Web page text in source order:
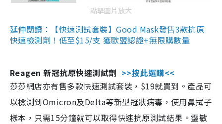
點擊圖片放大
延伸閱讀：【快速測試套裝】Good Mask發售3款抗原
快速檢測劑！低至$15/支 獲歐盟認證+無限購數量
Reagen 新冠抗原快速測試劑 >>按此選購<<
莎莎網店亦有售多款快速測試套裝，$19就買到。產品可
以檢測到Omicron及Delta等新型冠狀病毒，使用鼻拭子
樣本，只需15分鐘就可以取得快速抗原測試結果。靈敏